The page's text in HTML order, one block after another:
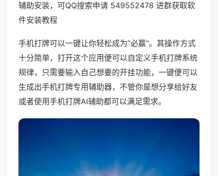
辅助安装，可QQ搜索申请 549552478 进群获取软
件安装教程
手机打牌可以一键让你轻松成为“必赢”。其操作方式
十分简单，打开这个应用便可以自定义手机打牌系统
规律，只需要输入自己想要的开挂功能，一键便可以
生成出手机打牌专用辅助器，不管你是想分享给好友
或者使用手机打牌AI辅助都可以满足需求。